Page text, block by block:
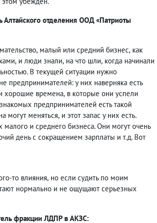
Алтайского отделения ООД «Патриоты
, малый или средний бизнес, как
, и люди знали, на что шли, когда начинали
В текущей ситуации нужно
предпринимателей: у них наверняка есть
хорошие времена, в которые они успели
предпринимателей есть такой
могут меняться, и этот запас у них есть.
малого и среднего бизнеса. Они могут очень
день с сокращением зарплаты и т.д. Вот
то влияния, но если судить по моим
нормально и не ощущают серьезных
фракции ЛДПР в АКЗС: